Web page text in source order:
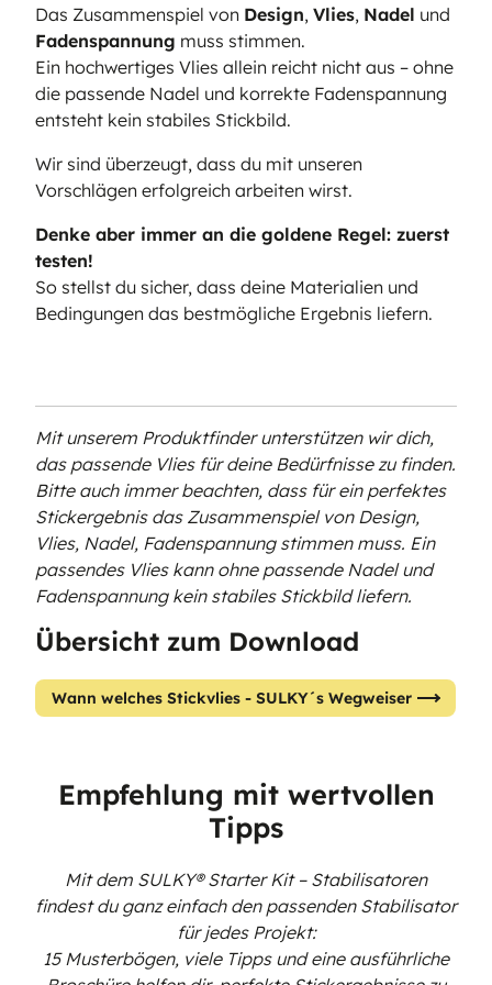
Das Zusammenspiel von Design, Vlies, Nadel und
Fadenspannung muss stimmen.
Ein hochwertiges Vlies allein reicht nicht aus – ohne
die passende Nadel und korrekte Fadenspannung
entsteht kein stabiles Stickbild.
Wir sind überzeugt, dass du mit unseren
Vorschlägen erfolgreich arbeiten wirst.
Denke aber immer an die goldene Regel: zuerst
testen!
So stellst du sicher, dass deine Materialien und
Bedingungen das bestmögliche Ergebnis liefern.
Mit unserem Produktfinder unterstützen wir dich,
das passende Vlies für deine Bedürfnisse zu finden.
Bitte auch immer beachten, dass für ein perfektes
Stickergebnis das Zusammenspiel von Design,
Vlies, Nadel, Fadenspannung stimmen muss. Ein
passendes Vlies kann ohne passende Nadel und
Fadenspannung kein stabiles Stickbild liefern.
Übersicht zum Download
Wann welches Stickvlies - SULKY´s Wegweiser
Empfehlung mit wertvollen
Tipps
Mit dem SULKY® Starter Kit – Stabilisatoren
findest du ganz einfach den passenden Stabilisator
für jedes Projekt:
15 Musterbögen, viele Tipps und eine ausführliche